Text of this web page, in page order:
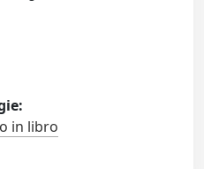
in libro